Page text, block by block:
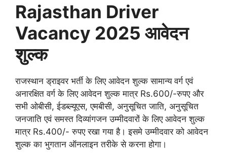
Rajasthan Driver
Vacancy 2025 आवेदन
शुल्क
राजस्थान ड्राइवर भर्ती के लिए आवेदन शुल्क सामान्य वर्ग एवं
अनारक्षित वर्ग के लिए आवेदन शुल्क मात्र Rs.600/-रुपए और
सभी ओबीसी, ईडब्ल्यूएस, एमबीसी, अनुसूचित जाति, अनुसूचित
जनजाति एवं समस्त दिव्यांगजन उम्मीदवारों के लिए आवेदन शुल्क
मात्र Rs.400/- रुपए रखा गया है। इसमे उम्मीदवार को आवेदन
शुल्क का भुगतान ऑनलाइन तरीके से करना होगा।